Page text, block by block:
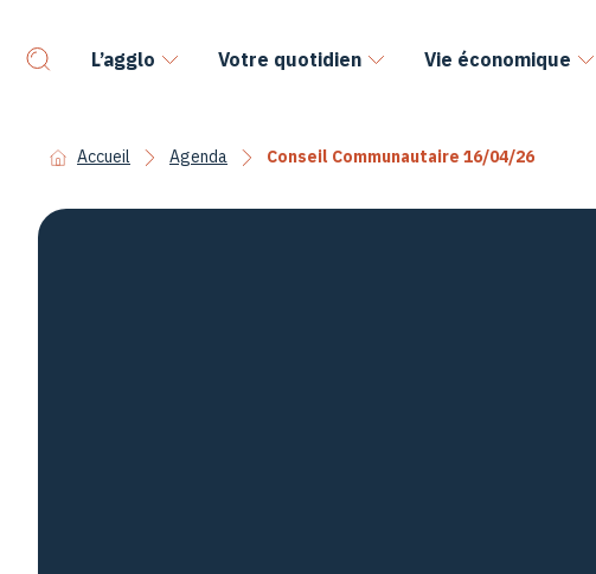
L’agglo Votre quotidien Vie économique
Accueil Agenda Conseil Communautaire 16/04/26